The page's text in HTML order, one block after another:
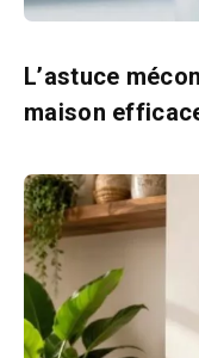
L’astuce
maison